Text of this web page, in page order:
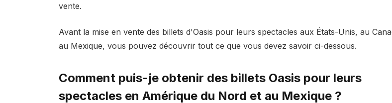
vente.
Avant la mise en vente des billets d'Oasis pour leurs spectacles aux États-Unis, au
au Mexique, vous pouvez découvrir tout ce que vous devez savoir ci-dessous.
Comment puis-je obtenir des billets Oasis pour leurs
spectacles en Amérique du Nord et au Mexique ?